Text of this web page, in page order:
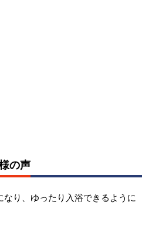
の声
なり、ゆったり入浴できるように